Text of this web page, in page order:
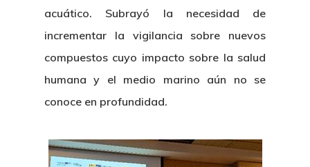
acuático. Subrayó la necesidad de
incrementar la vigilancia sobre nuevos
compuestos cuyo impacto sobre la salud
humana y el medio marino aún no se
conoce en profundidad.